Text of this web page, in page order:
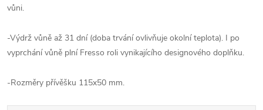
vůni.
-Výdrž vůně až 31 dní (doba trvání ovlivňuje okolní teplota). I po
vyprchání vůně plní Fresso roli vynikajícího designového doplňku.
-Rozměry přívěšku 115x50 mm.